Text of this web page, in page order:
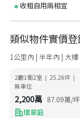
收租自用兩相宜
類似物件實價
1公里內 | 半年內 | 大樓
2廳1衛2室 | 25.26坪 |
無車位
2,200萬 87.09萬/坪
環翠庭